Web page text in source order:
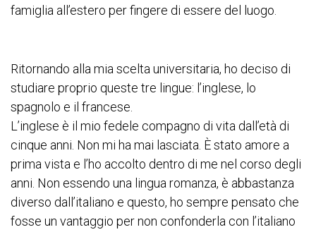
famiglia all’estero per fingere di essere del luogo.
Ritornando alla mia scelta universitaria, ho deciso di
studiare proprio queste tre lingue: l’inglese, lo
spagnolo e il francese.
L’inglese è il mio fedele compagno di vita dall’età di
cinque anni. Non mi ha mai lasciata. È stato amore a
prima vista e l’ho accolto dentro di me nel corso degli
anni. Non essendo una lingua romanza, è abbastanza
diverso dall’italiano e questo, ho sempre pensato che
fosse un vantaggio per non confonderla con l’italiano